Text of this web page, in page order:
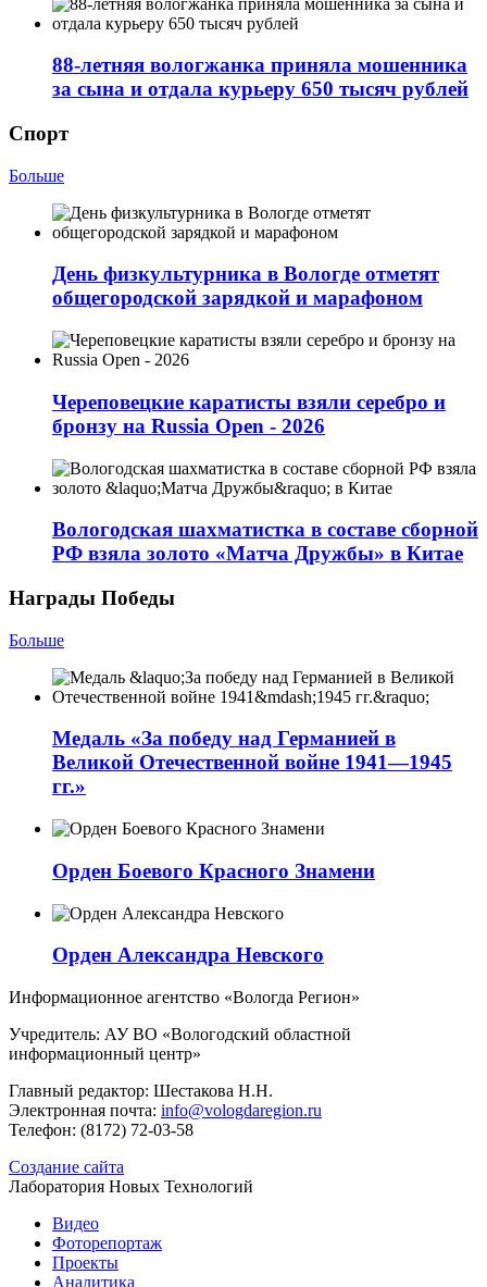
88-летняя вологжанка приняла мошенника
за сына и отдала курьеру 650 тысяч рублей
Спорт
Больше
День физкультурника в Вологде отметят
общегородской зарядкой и марафоном
Череповецкие каратисты взяли серебро и
бронзу на Russia Open - 2026
Вологодская шахматистка в составе сборной
РФ взяла золото «Матча Дружбы» в Китае
Награды Победы
Больше
Медаль «За победу над Германией в
Великой Отечественной войне 1941—1945
гг.»
Орден Боевого Красного Знамени
Орден Александра Невского
Информационное агентство «Вологда Регион»
Учредитель: АУ ВО «Вологодский областной
информационный центр»
Главный редактор: Шестакова Н.Н.
Электронная почта: info@vologdaregion.ru
Телефон: (8172) 72-03-58
Создание сайта
Лаборатория Новых Технологий
Видео
Фоторепортаж
Проекты
Аналитика